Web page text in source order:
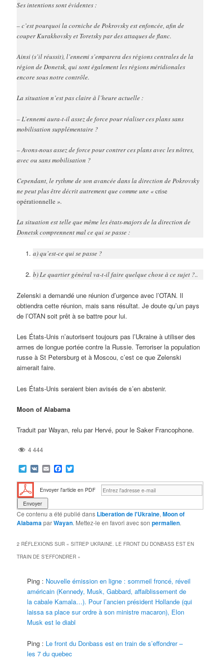
Ses intentions sont évidentes :
– c’est pourquoi la corniche de Pokrovsky est enfoncée, afin de
couper Kurakhovsky et Toretsky par des attaques de flanc.
Ainsi (s’il réussit), l’ennemi s’emparera des régions centrales de la
région de Donetsk, qui sont également les régions méridionales
encore sous notre contrôle.
La situation n’est pas claire à l’heure actuelle :
– L’ennemi aura-t-il assez de force pour réaliser ces plans sans
mobilisation supplémentaire ?
– Avons-nous assez de force pour contrer ces plans avec les nôtres,
avec ou sans mobilisation ?
Cependant, le rythme de son avancée dans la direction de Pokrovsky
ne peut plus être décrit autrement que comme une «crise
opérationnelle».
La situation est telle que même les états-majors de la direction de
Donetsk comprennent mal ce qui se passe :
a) qu’est-ce qui se passe ?
b) Le quartier général va-t-il faire quelque chose à ce sujet ?..
Zelenski a demandé une réunion d’urgence avec l’OTAN. Il
obtiendra cette réunion, mais sans résultat. Je doute qu’un pays
de l’OTAN soit prêt à se battre pour lui.
Les États-Unis n’autorisent toujours pas l’Ukraine à utiliser des
armes de longue portée contre la Russie. Terroriser la population
russe à St Petersburg et à Moscou, c’est ce que Zelenski
aimerait faire.
Les États-Unis seraient bien avisés de s’en abstenir.
Moon of Alabama
Traduit par Wayan, relu par Hervé, pour le Saker Francophone.
4 444
Telegram
VK EmailFacebook
Envoyer l'article en PDF
Ce contenu a été publié dans Liberation de l'Ukraine,Moon of
AlabamaparWayan. Mettez-le en favori avec sonpermalien.
2 RÉFLEXIONS SUR «SITREP UKRAINE. LE FRONT DU DONBASS EST EN
TRAIN DE S’EFFONDRER »
Ping : Nouvelle émission en ligne : sommeil froncé, réveil
américain (Kennedy, Musk, Gabbard, affaiblissement de
la cabale Kamala…). Pour l’ancien président Hollande (qui
laissa sa place sur ordre à son ministre macaron), Elon
Musk est le diabl
Ping : Le front du Donbass est en train de s’effondrer –
les 7 du quebec